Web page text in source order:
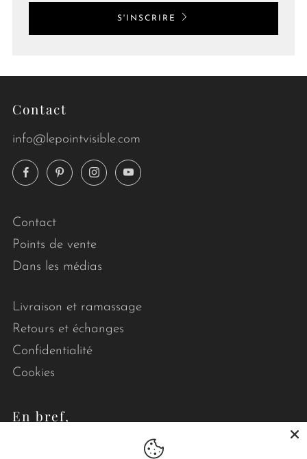
S'INSCRIRE
Contact
info@lepointvisible.com
FacebookPinterestInstagramYouTube
Contact
Points de vente
Dans les médias
Livraison et ramassage
Retours et échanges
Confidentialité
Cookies
En bref,
Le point visible conçoit des courtepointes et des